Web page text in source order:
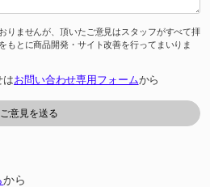
りませんが、頂いたご意見はスタッフがすべて拝
もとに商品開発・サイト改善を行ってまいりま
はお問い合わせ専用フォームから
から